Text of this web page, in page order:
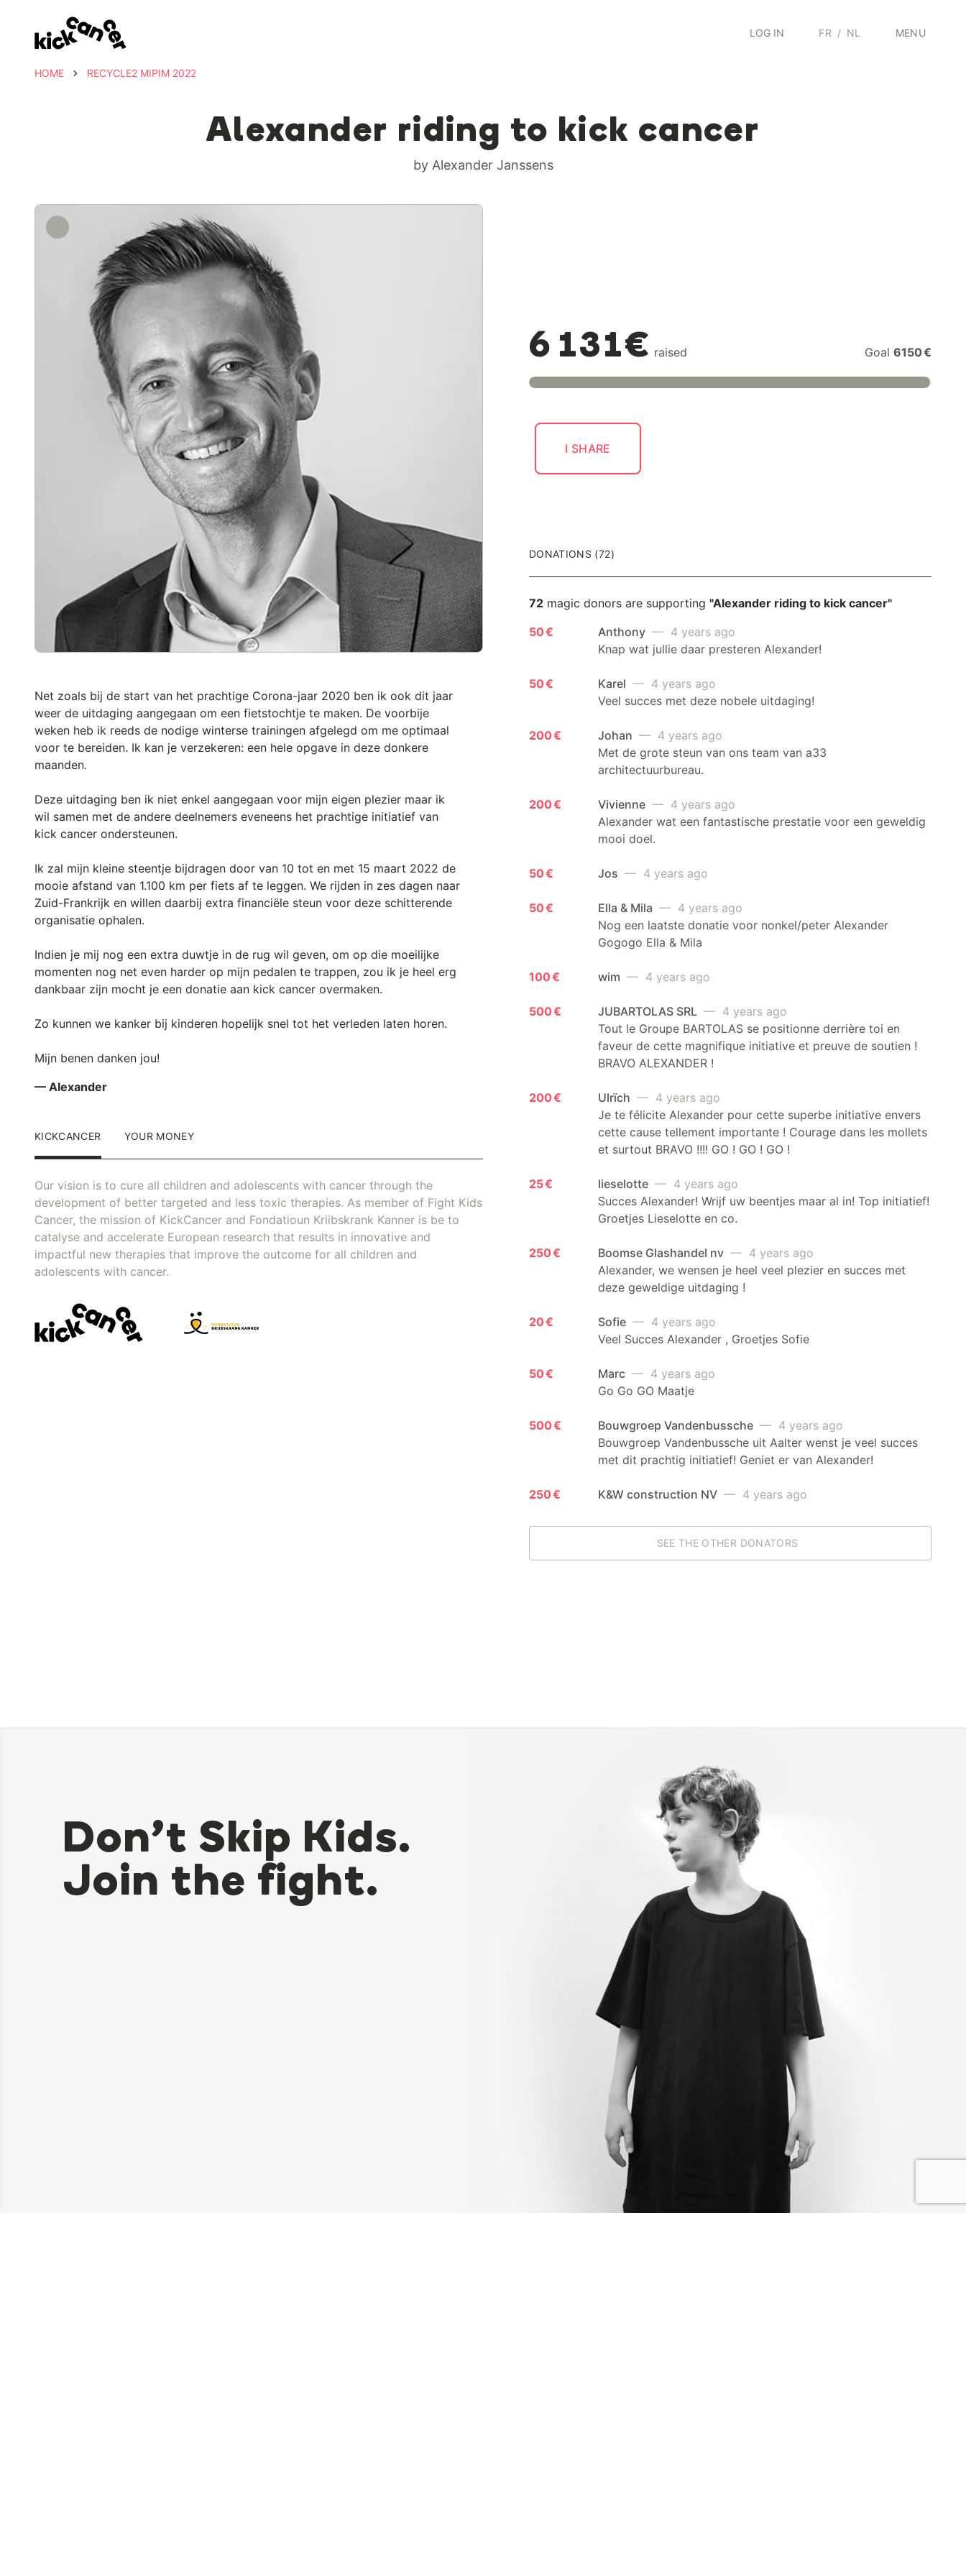
LOG IN FR / NL MENU
HOME RECYCLE2 MIPIM 2022
Alexander riding to kick cancer
by Alexander Janssens
6 131€ raised Goal 6150 €
I SHARE
Net zoals bij de start van het prachtige Corona-jaar 2020 ben ik ook dit jaar
weer de uitdaging aangegaan om een fietstochtje te maken. De voorbije
weken heb ik reeds de nodige winterse trainingen afgelegd om me optimaal
voor te bereiden. Ik kan je verzekeren: een hele opgave in deze donkere
maanden.
Deze uitdaging ben ik niet enkel aangegaan voor mijn eigen plezier maar ik
wil samen met de andere deelnemers eveneens het prachtige initiatief van
kick cancer ondersteunen.
Ik zal mijn kleine steentje bijdragen door van 10 tot en met 15 maart 2022 de
mooie afstand van 1.100 km per fiets af te leggen. We rijden in zes dagen naar
Zuid-Frankrijk en willen daarbij extra financiële steun voor deze schitterende
organisatie ophalen.
Indien je mij nog een extra duwtje in de rug wil geven, om op die moeilijke
momenten nog net even harder op mijn pedalen te trappen, zou ik je heel erg
dankbaar zijn mocht je een donatie aan kick cancer overmaken.
Zo kunnen we kanker bij kinderen hopelijk snel tot het verleden laten horen.
Mijn benen danken jou!
— Alexander
KICKCANCER YOUR MONEY
Our vision is to cure all children and adolescents with cancer through the
development of better targeted and less toxic therapies. As member of Fight Kids
Cancer, the mission of KickCancer and Fondatioun Kriibskrank Kanner is be to
catalyse and accelerate European research that results in innovative and
impactful new therapies that improve the outcome for all children and
adolescents with cancer.
DONATIONS (72)
72 magic donors are supporting "Alexander riding to kick cancer"
50 €
Anthony — 4 years ago
Knap wat jullie daar presteren Alexander!
50 € Karel — 4 years ago
Veel succes met deze nobele uitdaging!
200 € Johan — 4 years ago
Met de grote steun van ons team van a33
architectuurbureau.
200 € Vivienne — 4 years ago
Alexander wat een fantastische prestatie voor een geweldig
mooi doel.
50 € Jos — 4 years ago
50 € Ella & Mila — 4 years ago
Nog een laatste donatie voor nonkel/peter Alexander
Gogogo Ella & Mila
100 € wim — 4 years ago
500 € JUBARTOLAS SRL — 4 years ago
Tout le Groupe BARTOLAS se positionne derrière toi en
faveur de cette magnifique initiative et preuve de soutien !
BRAVO ALEXANDER !
200 € Ulrïch — 4 years ago
Je te félicite Alexander pour cette superbe initiative envers
cette cause tellement importante ! Courage dans les mollets
et surtout BRAVO !!!! GO ! GO ! GO !
25 € lieselotte — 4 years ago
Succes Alexander! Wrijf uw beentjes maar al in! Top initiatief!
Groetjes Lieselotte en co.
250 € Boomse Glashandel nv — 4 years ago
Alexander, we wensen je heel veel plezier en succes met
deze geweldige uitdaging !
20 € Sofie — 4 years ago
Veel Succes Alexander , Groetjes Sofie
50 € Marc — 4 years ago
Go Go GO Maatje
500 € Bouwgroep Vandenbussche — 4 years ago
Bouwgroep Vandenbussche uit Aalter wenst je veel succes
met dit prachtig initiatief! Geniet er van Alexander!
250 € K&W construction NV — 4 years ago
SEE THE OTHER DONATORS
Don’t Skip Kids.
Join the fight.